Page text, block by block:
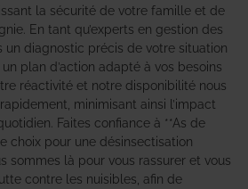
la sécurité de votre famille et de
En tant qu’experts en gestion des
un diagnostic précis de votre situation
plan d’action adapté à vos besoins
réactivité et notre disponibilité nous
minimisant ainsi l’impact
Faites confiance à **As de
choix pour une désinsectisation
sommes là pour vous rassurer et vous
contre les nuisibles, afin de